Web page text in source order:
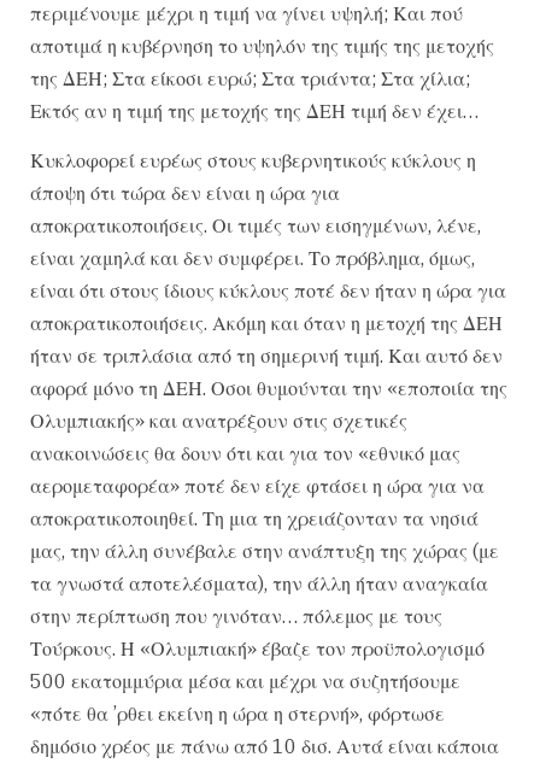
περιμένουμε μέχρι η τιμή να γίνει υψηλή; Και πού
αποτιμά η κυβέρνηση το υψηλόν της τιμής της μετοχής
της ΔΕΗ; Στα είκοσι ευρώ; Στα τριάντα; Στα χίλια;
Εκτός αν η τιμή της μετοχής της ΔΕΗ τιμή δεν έχει…
Κυκλοφορεί ευρέως στους κυβερνητικούς κύκλους η
άποψη ότι τώρα δεν είναι η ώρα για
αποκρατικοποιήσεις. Οι τιμές των εισηγμένων, λένε,
είναι χαμηλά και δεν συμφέρει. Το πρόβλημα, όμως,
είναι ότι στους ίδιους κύκλους ποτέ δεν ήταν η ώρα για
αποκρατικοποιήσεις. Ακόμη και όταν η μετοχή της ΔΕΗ
ήταν σε τριπλάσια από τη σημερινή τιμή. Και αυτό δεν
αφορά μόνο τη ΔΕΗ. Οσοι θυμούνται την «εποποιία της
Ολυμπιακής» και ανατρέξουν στις σχετικές
ανακοινώσεις θα δουν ότι και για τον «εθνικό μας
αερομεταφορέα» ποτέ δεν είχε φτάσει η ώρα για να
αποκρατικοποιηθεί. Τη μια τη χρειάζονταν τα νησιά
μας, την άλλη συνέβαλε στην ανάπτυξη της χώρας (με
τα γνωστά αποτελέσματα), την άλλη ήταν αναγκαία
στην περίπτωση που γινόταν… πόλεμος με τους
Τούρκους. Η «Ολυμπιακή» έβαζε τον προϋπολογισμό
500 εκατομμύρια μέσα και μέχρι να συζητήσουμε
«πότε θα ’ρθει εκείνη η ώρα η στερνή», φόρτωσε
δημόσιο χρέος με πάνω από 10 δισ. Αυτά είναι κάποια